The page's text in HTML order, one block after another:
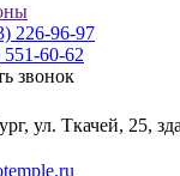
226-96-97
60-62
звонок
ул. Ткачей, 25,